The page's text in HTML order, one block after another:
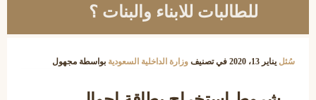
للطالبات للابناء والبنات ؟
سُئل يناير 13، 2020 في تصنيف وزارة الداخلية السعودية بواسطة مجهول